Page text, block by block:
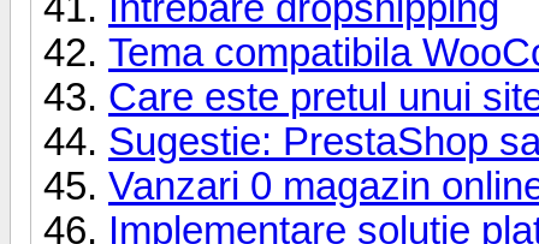
Tema compatibila
Care este pretul unui
Sugestie: PrestaShop
Vanzari 0 magazin
Implementare solutie